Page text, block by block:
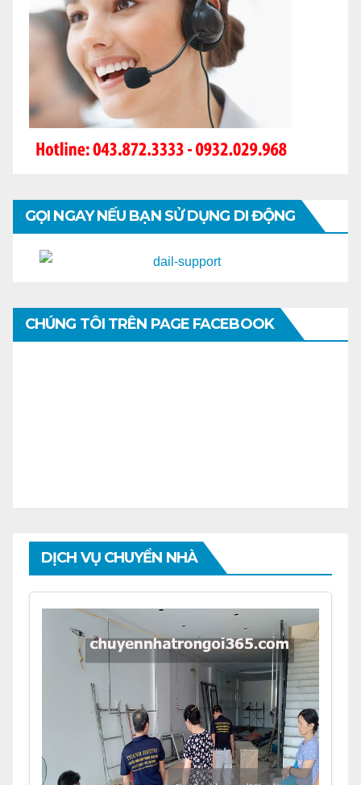
GỌI NGAY NẾU BẠN SỬ DỤNG DI ĐỘNG
CHÚNG TÔI TRÊN PAGE FACEBOOK
DỊCH VỤ CHUYỂN NHÀ